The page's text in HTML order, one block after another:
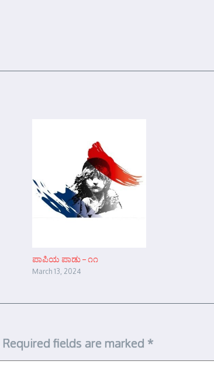
ಪಾಪಿಯ ಪಾಡು – ೧೧
March 13, 2024
Required fields are marked *